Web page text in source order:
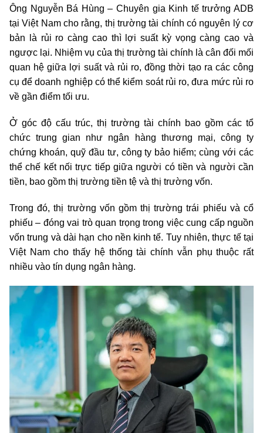
Ông Nguyễn Bá Hùng – Chuyên gia Kinh tế trưởng ADB
tại Việt Nam cho rằng, thị trường tài chính có nguyên lý cơ
bản là rủi ro càng cao thì lợi suất kỳ vọng càng cao và
ngược lại. Nhiệm vụ của thị trường tài chính là cân đối mối
quan hệ giữa lợi suất và rủi ro, đồng thời tạo ra các công
cụ để doanh nghiệp có thể kiểm soát rủi ro, đưa mức rủi ro
về gần điểm tối ưu.
Ở góc độ cấu trúc, thị trường tài chính bao gồm các tổ
chức trung gian như ngân hàng thương mại, công ty
chứng khoán, quỹ đầu tư, công ty bảo hiểm; cùng với các
thể chế kết nối trực tiếp giữa người có tiền và người cần
tiền, bao gồm thị trường tiền tệ và thị trường vốn.
Trong đó, thị trường vốn gồm thị trường trái phiếu và cổ
phiếu – đóng vai trò quan trọng trong việc cung cấp nguồn
vốn trung và dài hạn cho nền kinh tế. Tuy nhiên, thực tế tại
Việt Nam cho thấy hệ thống tài chính vẫn phụ thuộc rất
nhiều vào tín dụng ngân hàng.